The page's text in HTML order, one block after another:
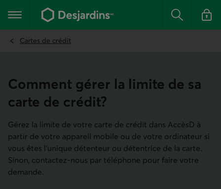
contenu
Menu principal Rechercher
Se
Cartes de crédit
Comment gérer la limite de sa
carte de crédit?
Gérez la limite de votre carte de crédit dans AccèsD à
partir de votre appareil mobile ou de votre ordinateur si
vous êtes l’unique détenteur ou détentrice de la carte.
Sinon, contactez-nous par téléphone pour faire votre
demande.